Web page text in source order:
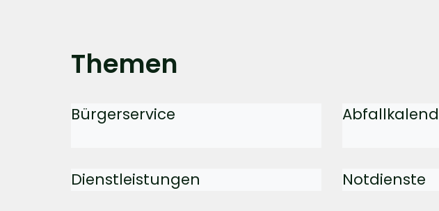
Themen
Bürgerservice
Dienstleistungen
Notdienste